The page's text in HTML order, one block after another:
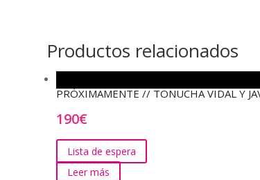
Productos relacionados
PRÓXIMAMENTE // TONUCHA VIDAL Y
190€
Lista de espera
Leer más